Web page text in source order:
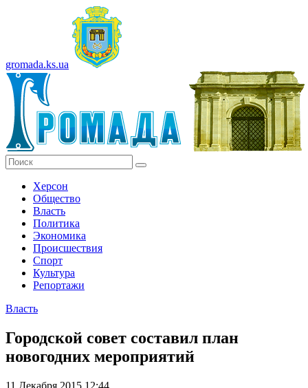
gromada.ks.ua
Херсон
Общество
Власть
Политика
Экономика
Происшествия
Спорт
Культура
Репортажи
Власть
Городской совет составил план
новогодних мероприятий
11 Декабря 2015 12:44